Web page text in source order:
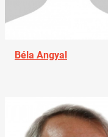
Béla Angyal